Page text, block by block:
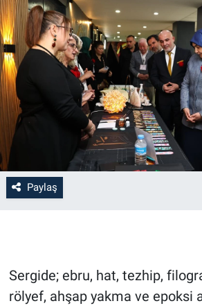
Paylaş
Sergide; ebru, hat, tezhip,
rölyef, ahşap yakma ve epoksi